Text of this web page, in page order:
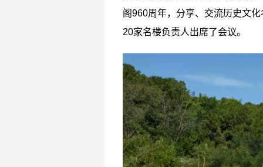
阁960周年，分享、交流历史文
20家名楼负责人出席了会议。